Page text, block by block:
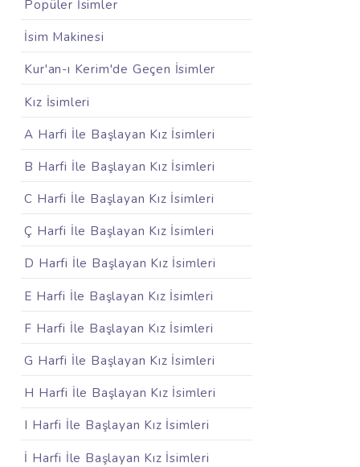
Popüler İsimler
İsim Makinesi
Kur'an-ı Kerim'de Geçen İsimler
Kız İsimleri
A Harfi İle Başlayan Kız İsimleri
B Harfi İle Başlayan Kız İsimleri
C Harfi İle Başlayan Kız İsimleri
Ç Harfi İle Başlayan Kız İsimleri
D Harfi İle Başlayan Kız İsimleri
E Harfi İle Başlayan Kız İsimleri
F Harfi İle Başlayan Kız İsimleri
G Harfi İle Başlayan Kız İsimleri
H Harfi İle Başlayan Kız İsimleri
I Harfi İle Başlayan Kız İsimleri
İ Harfi İle Başlayan Kız İsimleri